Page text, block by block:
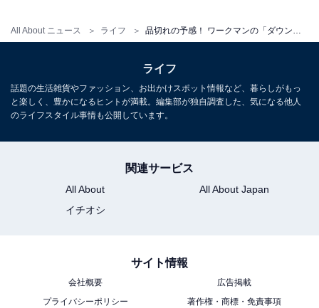
All About ニュース ライフ
ンフーディー」のタグ）。
ライフ
話題の生活雑貨やファッション、お出かけスポット情報など、暮らしがもっ
と楽しく、豊かになるヒントが満載。編集部が独自調査した、気になる他人
のライフスタイル事情も公開しています。
関連サービス
All About
All About Japan
イチオシ
サイト情報
会社概要
広告掲載
プライバシーポリシー
著作権・商標・免責事項